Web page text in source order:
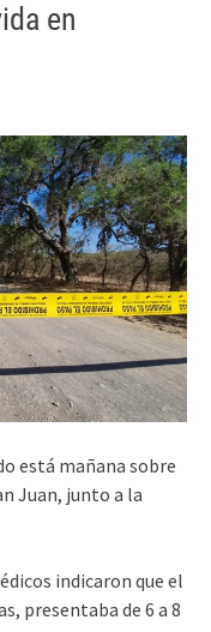
en
está mañana sobre
Juan, junto a la
indicaron que el
presentaba de 6 a 8